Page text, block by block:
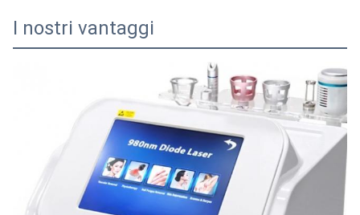
I nostri vantaggi